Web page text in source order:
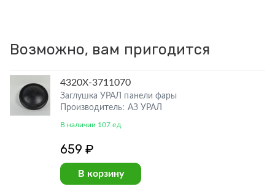
Возможно, вам пригодится
4320Х-3711070
Заглушка УРАЛ панели фары
Производитель: АЗ УРАЛ
В наличии 107 ед
659 ₽
В корзину